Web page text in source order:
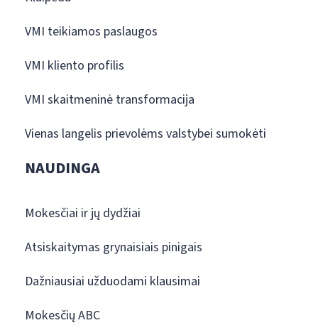
VMI teikiamos paslaugos
VMI kliento profilis
VMI skaitmeninė transformacija
Vienas langelis prievolėms valstybei sumokėti
NAUDINGA
Mokesčiai ir jų dydžiai
Atsiskaitymas grynaisiais pinigais
Dažniausiai užduodami klausimai
Mokesčių ABC